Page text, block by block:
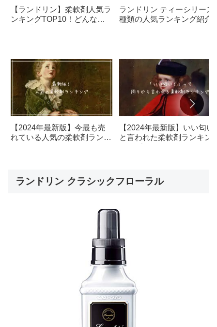
【ランドリン】柔軟剤人気ラ
ンキングTOP10！どんな匂
ランドリン ティーシリーズ
種類の人気ランキング紹介
【2024年最新版】今最も売
れている人気の柔軟剤ランキ
【2024年最新版】いい匂い
と言われた柔軟剤ランキン
ランドリン クラシックフローラル